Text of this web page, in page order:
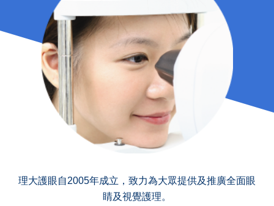
理大護眼自2005年成立，致力為大眾提供及推廣全面眼
睛及視覺護理。